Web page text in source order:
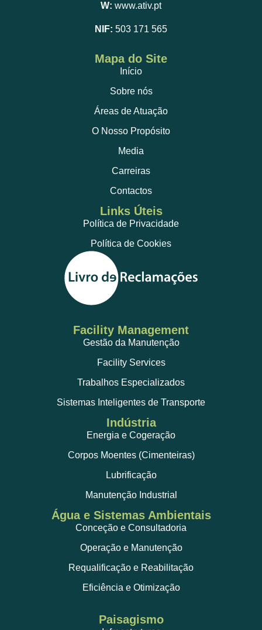
W: www.ativ.pt
NIF: 503 171 565
Mapa do Site
Início
Sobre nós
Áreas de Atuação
O Nosso Propósito
Media
Carreiras
Contactos
Links Úteis
Política de Privacidade
Política de Cookies
Facility Management
Gestão da Manutenção
Facility Services
Trabalhos Especializados
Sistemas Inteligentes de Transporte
Indústria
Energia e Cogeração
Corpos Moentes (Cimenteiras)
Lubrificação
Manutenção Industrial
Água e Sistemas Ambientais
Conceção e Consultadoria
Operação e Manutenção
Requalificação e Reabilitação
Eficiência e Otimização
Paisagismo